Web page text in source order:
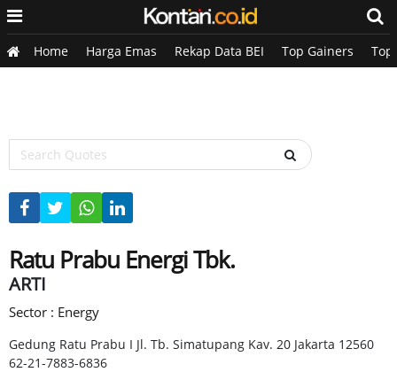
Home Harga Emas Rekap Data BEI Top Gainers Top
Ratu Prabu Energi Tbk.
ARTI
Sector : Energy
Gedung Ratu Prabu I Jl. Tb. Simatupang Kav. 20 Jakarta 12560
62-21-7883-6836